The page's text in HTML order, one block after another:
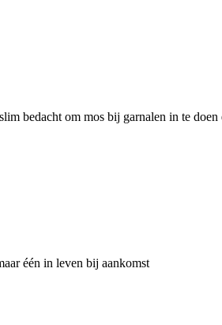
bedacht om mos bij garnalen in te
één in leven bij aankomst